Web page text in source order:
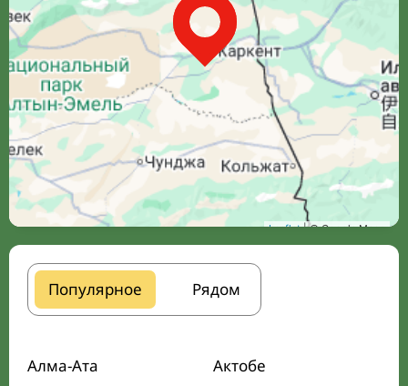
Leaflet| © Google Maps
Популярное Рядом
Алма-Ата
Актобе